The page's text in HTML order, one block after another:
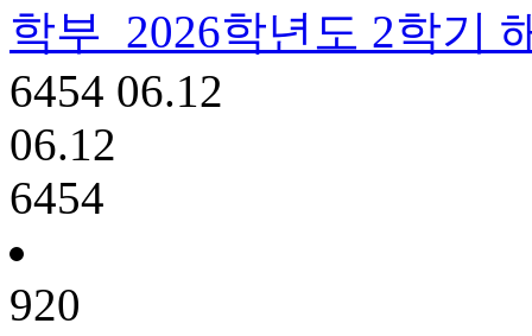
학부 2026학년도 2학기
6454 06.12
06.12
6454
920